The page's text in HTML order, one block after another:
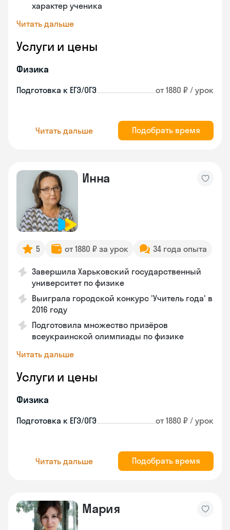
характер ученика
Читать дальше
Услуги и цены
Физика
Подготовка к ЕГЭ/ОГЭ от 1880 ₽ / урок
Читать дальше Подобрать время
Инна
5 от 1880 ₽ за урок 34 года опыта
Завершила Харьковский государственный
университет по физике
Выиграла городской конкурс 'Учитель года' в
2016 году
Подготовила множество призёров
всеукраинской олимпиады по физике
Читать дальше
Услуги и цены
Физика
Подготовка к ЕГЭ/ОГЭ от 1880 ₽ / урок
Читать дальше Подобрать время
Мария